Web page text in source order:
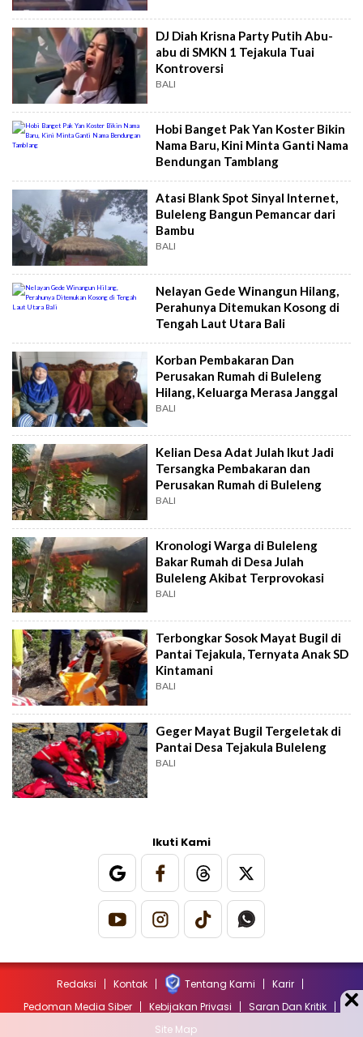
DJ Diah Krisna Party Putih Abu-
abu di SMKN 1 Tejakula Tuai
Kontroversi
BALI
Hobi Banget Pak Yan Koster Bikin
Nama Baru, Kini Minta Ganti Nama
Bendungan Tamblang
Atasi Blank Spot Sinyal Internet,
Buleleng Bangun Pemancar dari
Bambu
BALI
Nelayan Gede Winangun Hilang,
Perahunya Ditemukan Kosong di
Tengah Laut Utara Bali
Korban Pembakaran Dan
Perusakan Rumah di Buleleng
Hilang, Keluarga Merasa Janggal
BALI
Kelian Desa Adat Julah Ikut Jadi
Tersangka Pembakaran dan
Perusakan Rumah di Buleleng
BALI
Kronologi Warga di Buleleng
Bakar Rumah di Desa Julah
Buleleng Akibat Terprovokasi
BALI
Terbongkar Sosok Mayat Bugil di
Pantai Tejakula, Ternyata Anak SD
Kintamani
BALI
Geger Mayat Bugil Tergeletak di
Pantai Desa Tejakula Buleleng
BALI
Ikuti Kami
Redaksi Kontak Tentang Kami
Karir
Pedoman Media Siber
Kebijakan Privasi
Saran Dan Kritik
Site Map